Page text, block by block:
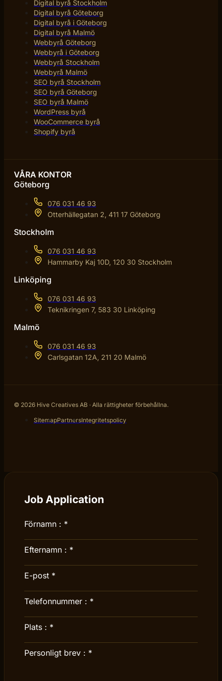
Digital byrå Stockholm
Digital byrå Göteborg
Digital byrå i Göteborg
Digital byrå Malmö
Webbyrå Göteborg
Webbyrå i Göteborg
Webbyrå Stockholm
Webbyrå Malmö
SEO byrå Stockholm
SEO byrå Göteborg
SEO byrå Malmö
WordPress byrå
WooCommerce byrå
Shopify byrå
VÅRA KONTOR
Göteborg
076 031 46 93
Otterhällegatan 2, 411 17 Göteborg
Stockholm
076 031 46 93
Hammarby Kaj 10D, 120 30 Stockholm
Linköping
076 031 46 93
Teknikringen 7, 583 30 Linköping
Malmö
076 031 46 93
Carlsgatan 12A, 211 20 Malmö
© 2026 Hive Creatives AB · Alla rättigheter förbehållna.
SitemapPartnersIntegritetspolicy
Job Application
Förnamn : *
Efternamn : *
E-post *
Telefonnummer : *
Plats : *
Personligt brev : *